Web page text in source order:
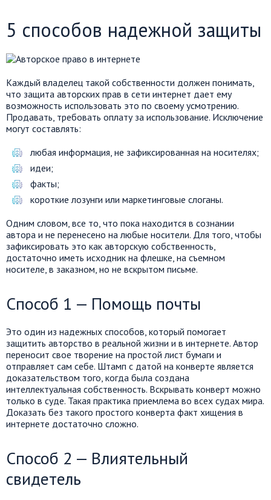
5 способов надежной защиты
Каждый владелец такой собственности должен понимать,
что защита авторских прав в сети интернет дает ему
возможность использовать это по своему усмотрению.
Продавать, требовать оплату за использование. Исключение
могут составлять:
любая информация, не зафиксированная на носителях;
идеи;
факты;
короткие лозунги или маркетинговые слоганы.
Одним словом, все то, что пока находится в сознании
автора и не перенесено на любые носители. Для того, чтобы
зафиксировать это как авторскую собственность,
достаточно иметь исходник на флешке, на съемном
носителе, в заказном, но не вскрытом письме.
Способ 1 — Помощь почты
Это один из надежных способов, который помогает
защитить авторство в реальной жизни и в интернете. Автор
переносит свое творение на простой лист бумаги и
отправляет сам себе. Штамп с датой на конверте является
доказательством того, когда была создана
интеллектуальная собственность. Вскрывать конверт можно
только в суде. Такая практика приемлема во всех судах мира.
Доказать без такого простого конверта факт хищения в
интернете достаточно сложно.
Способ 2 — Влиятельный
свидетель